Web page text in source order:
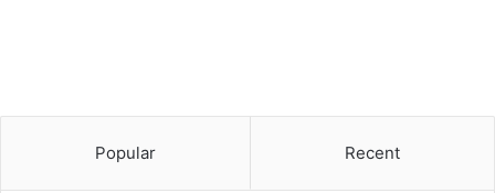
Popular Recent